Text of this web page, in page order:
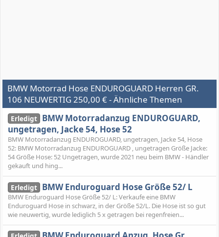
BMW Motorrad Hose ENDUROGUARD Herren GR.
106 NEUWERTIG 250,00 € - Ähnliche Themen
Erledigt BMW Motorradanzug ENDUROGUARD,
ungetragen, Jacke 54, Hose 52
BMW Motorradanzug ENDUROGUARD, ungetragen, Jacke 54, Hose
52: BMW Motorradanzug ENDUROGUARD , ungetragen Größe Jacke:
54 Größe Hose: 52 Ungetragen, wurde 2021 neu beim BMW - Händler
gekauft und hing...
Erledigt BMW Enduroguard Hose Größe 52/ L
BMW Enduroguard Hose Größe 52/ L: Verkaufe eine BMW
Enduroguard Hose in schwarz, in der Größe 52/L. Die Hose ist so gut
wie neuwertig, wurde lediglich 5 x getragen bei regenfreien...